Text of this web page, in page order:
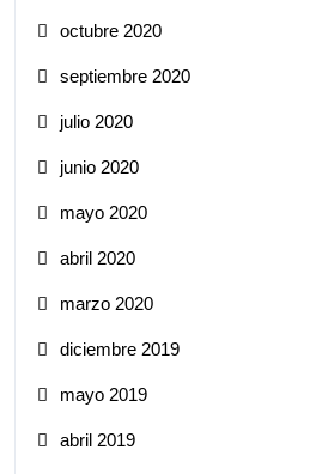
octubre 2020
septiembre 2020
julio 2020
junio 2020
mayo 2020
abril 2020
marzo 2020
diciembre 2019
mayo 2019
abril 2019